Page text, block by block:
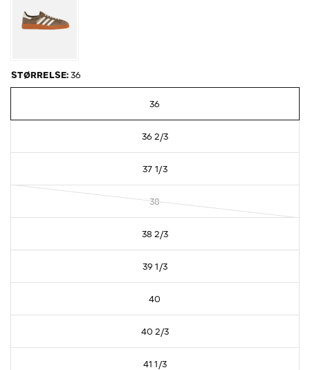
STØRRELSE:36
36
36 2/3
37 1/3
38
38 2/3
39 1/3
40
40 2/3
41 1/3